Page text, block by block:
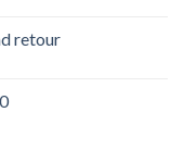
retour